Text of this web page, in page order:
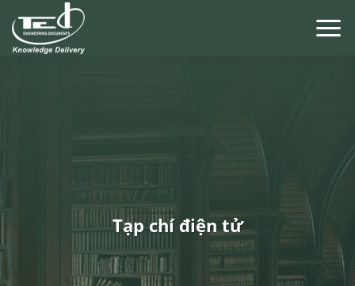
đến
nội
Tạp chí điện tử